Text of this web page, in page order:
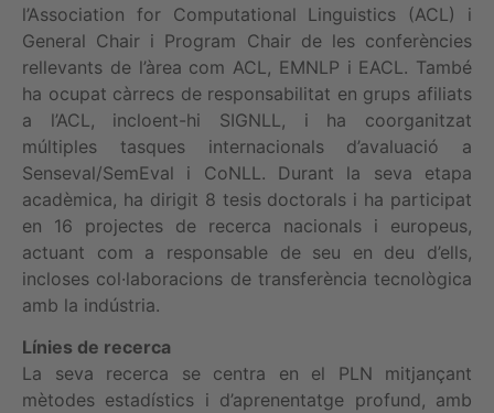
l’Association for Computational Linguistics (ACL) i
General Chair i Program Chair de les conferències
rellevants de l’àrea com ACL, EMNLP i EACL. També
ha ocupat càrrecs de responsabilitat en grups afiliats
a l’ACL, incloent-hi SIGNLL, i ha coorganitzat
múltiples tasques internacionals d’avaluació a
Senseval/SemEval i CoNLL. Durant la seva etapa
acadèmica, ha dirigit 8 tesis doctorals i ha participat
en 16 projectes de recerca nacionals i europeus,
actuant com a responsable de seu en deu d’ells,
incloses col·laboracions de transferència tecnològica
amb la indústria.
Línies de recerca
La seva recerca se centra en el PLN mitjançant
mètodes estadístics i d’aprenentatge profund, amb